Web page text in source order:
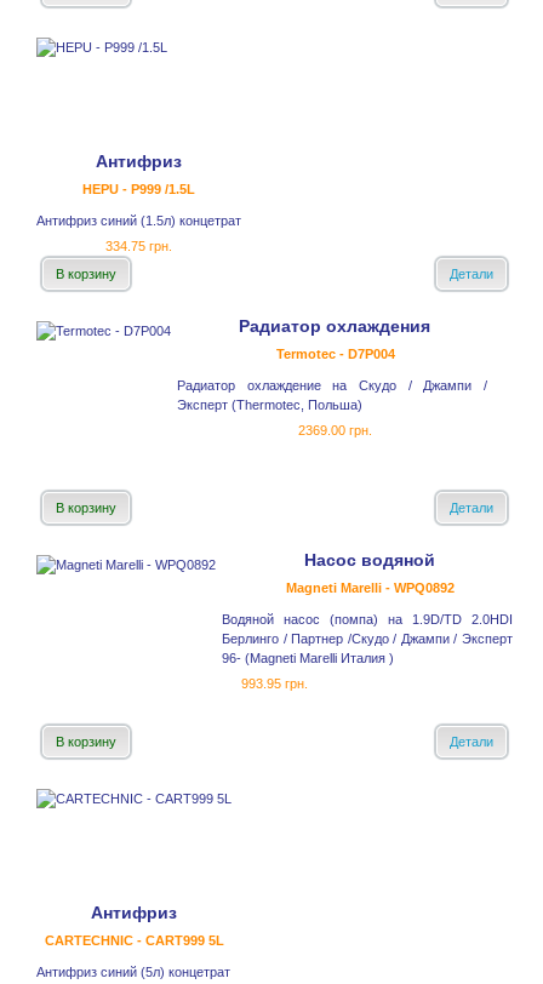
Антифриз
HEPU - P999 /1.5L
Антифриз синий (1.5л) концетрат
334.75 грн.
В корзину
Детали
Радиатор охлаждения
Termotec - D7P004
Радиатор охлаждение на Скудо / Джампи /
Эксперт (Thermotec, Польша)
2369.00 грн.
В корзину Детали
Насос водяной
Magneti Marelli - WPQ0892
Водяной насос (помпа) на 1.9D/TD 2.0HDI
Берлинго / Партнер /Скудо / Джампи / Эксперт
96- (Magneti Marelli Италия )
993.95 грн.
В корзину Детали
Антифриз
CARTECHNIC - CART999 5L
Антифриз синий (5л) концетрат